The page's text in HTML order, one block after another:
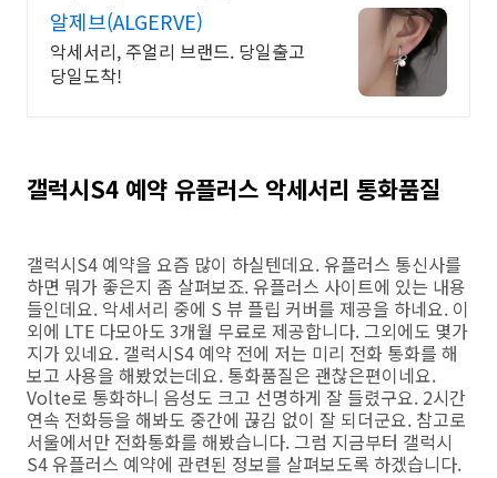
알제브(ALGERVE)
악세서리, 주얼리 브랜드. 당일출고
당일도착!
갤럭시S4 예약 유플러스 악세서리 통화품질
갤럭시S4 예약을 요즘 많이 하실텐데요. 유플러스 통신사를
하면 뭐가 좋은지 좀 살펴보죠. 유플러스 사이트에 있는 내용
들인데요. 악세서리 중에 S 뷰 플립 커버를 제공을 하네요. 이
외에 LTE 다모아도 3개월 무료로 제공합니다. 그외에도 몇가
지가 있네요. 갤럭시S4 예약 전에 저는 미리 전화 통화를 해
보고 사용을 해봤었는데요. 통화품질은 괜찮은편이네요.
Volte로 통화하니 음성도 크고 선명하게 잘 들렸구요. 2시간
연속 전화등을 해봐도 중간에 끊김 없이 잘 되더군요. 참고로
서울에서만 전화통화를 해봤습니다. 그럼 지금부터 갤럭시
S4 유플러스 예약에 관련된 정보를 살펴보도록 하겠습니다.